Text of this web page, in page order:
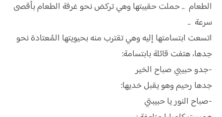
الطعام .. حملت حقيبتها وهي تركض نحو غرفة الطعام بأقصى
سرعة ..
اتسعت ابتسامتها إليه وهي تقترب منه بحيويتها المُعتادة نحو
جدها، هتفت قائلة بابتسامة:
-جدو حبيبي صباح الخير
جدها رحيم وهو يقبل خديها:
-صباح النور يا حبيبتي